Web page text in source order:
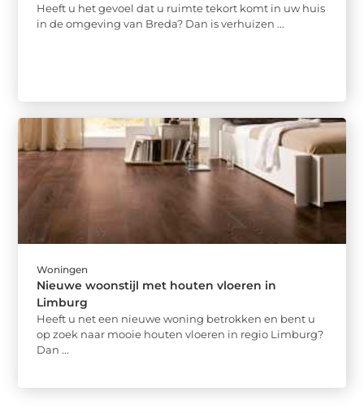
Heeft u het gevoel dat u ruimte tekort komt in uw huis
in de omgeving van Breda? Dan is verhuizen ...
Woningen
Nieuwe woonstijl met houten vloeren in
Limburg
Heeft u net een nieuwe woning betrokken en bent u
op zoek naar mooie houten vloeren in regio Limburg?
Dan ...